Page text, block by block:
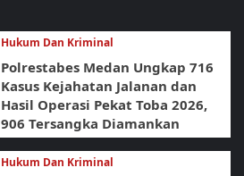
Hukum Dan Kriminal
Polrestabes Medan Ungkap 716
Kasus Kejahatan Jalanan dan
Hasil Operasi Pekat Toba 2026,
906 Tersangka Diamankan
Hukum Dan Kriminal